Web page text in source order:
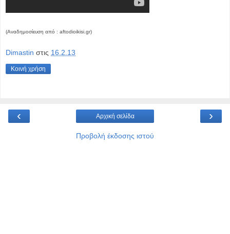
(Αναδημοσίευση από : aftodioikisi.gr)
Dimastin στις 16.2.13
Κοινή χρήση
‹ ›
Αρχική σελίδα
Προβολή έκδοσης ιστού